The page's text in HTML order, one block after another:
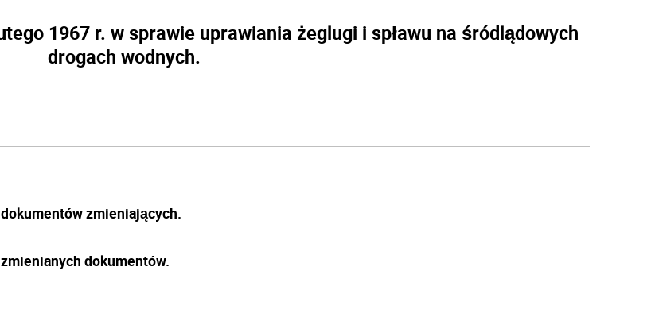
1967 r. w sprawie uprawiania żeglugi i spławu na śródlądowych
drogach wodnych.
zmieniających.
dokumentów.